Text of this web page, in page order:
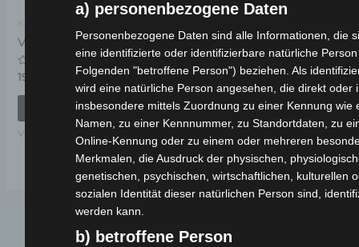
Kostenloser Versand
VSX HELMHALTER
Bewertet
0
19,00
IN DEN WARENKORB
VSX
a) personenbezogene Daten
Personenbezogene Daten sind alle Informationen, die
eine identifizierte oder identifizierbare natürliche
Folgenden "betroffene Person") beziehen. Als
wird eine natürliche Person angesehen, die direkt oder
insbesondere mittels Zuordnung zu einer Kennung wie
Namen, zu einer Kennnummer, zu Standortdaten, zu
Online-Kennung oder zu einem oder mehreren
Merkmalen, die Ausdruck der physischen,
genetischen, psychischen, wirtschaftlichen, kulturellen
sozialen Identität dieser natürlichen Person sind,
werden kann.
b) betroffene Person